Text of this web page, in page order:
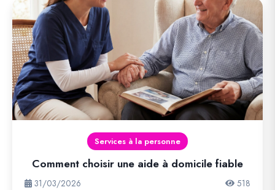
Services à la personne
Comment choisir une aide à domicile fiable
31/03/2026 518